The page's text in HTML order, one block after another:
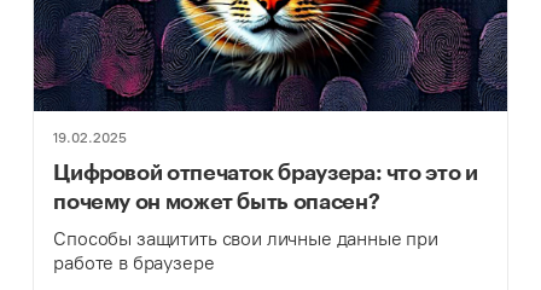
19.02.2025
Цифровой отпечаток браузера: что это и
почему он может быть опасен?
Способы защитить свои личные данные при
работе в браузере